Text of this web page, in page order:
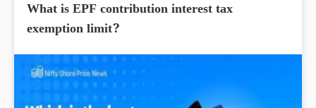
What is EPF contribution interest tax
exemption limit?